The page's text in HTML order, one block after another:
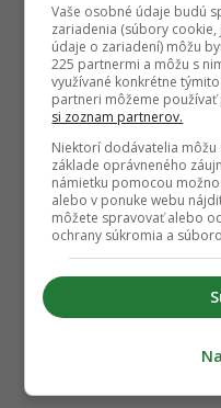
Vaše osobné údaje budú
zariadenia (súbory
údaje o zariadení) môžu
225 partnermi a môžu s
využívané konkrétne
partneri môžeme
si zoznam partnerov.
Niektorí dodávatelia môžu
základe oprávneného
námietku pomocou
alebo v ponuke webu
môžete spravovať alebo
ochrany súkromia a